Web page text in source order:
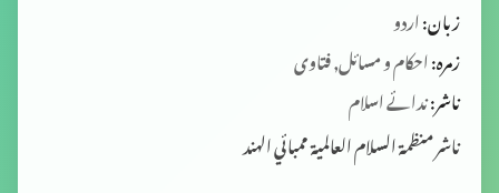
زبان:اردو
زمرہ:احکام و مسائل, فتاوی
ناشر:ندائے اسلام
ناشر منظمة السلام العالمية ممبائي الهند